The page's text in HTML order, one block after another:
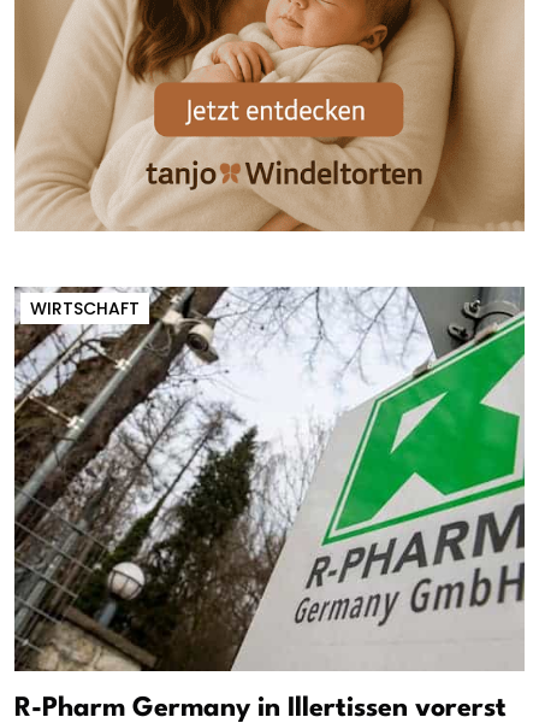
WIRTSCHAFT
R-Pharm Germany in Illertissen vorerst